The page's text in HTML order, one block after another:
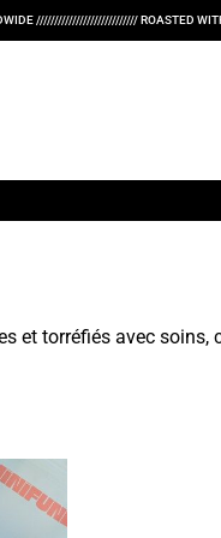
ROASTED WITH PASSION
et torréfiés avec soins,